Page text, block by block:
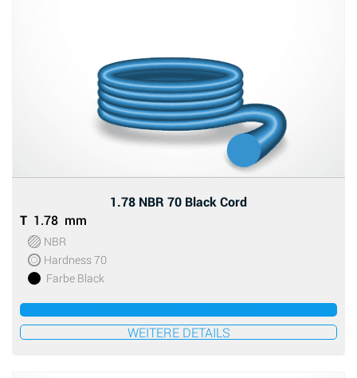
1.78 NBR 70 Black Cord
T 1.78 mm
Farbe Black
Hardness 70
NBR
WEITERE DETAILS